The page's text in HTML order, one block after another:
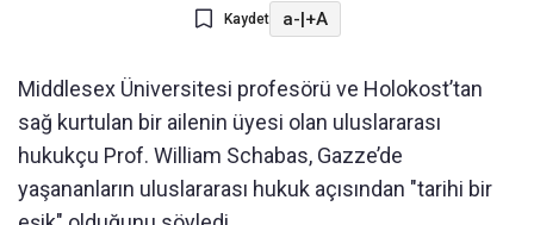
Kaydet a-|+A
Middlesex Üniversitesi profesörü ve Holokost’tan
sağ kurtulan bir ailenin üyesi olan uluslararası
hukukçu Prof. William Schabas, Gazze’de
yaşananların uluslararası hukuk açısından "tarihi bir